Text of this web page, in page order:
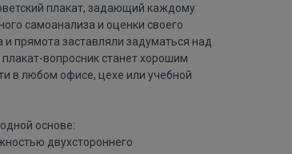
плакат, задающий каждому
самоанализа и оценки своего
прямота заставляли задуматься над
вопросник станет хорошим
в любом офисе, цехе или учебной
основе:
двухстороннего